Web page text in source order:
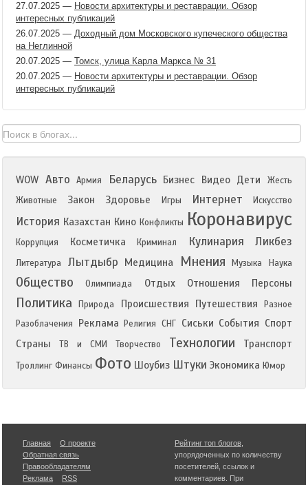
27.07.2025 — Новости архитектуры и реставрации. Обзор
интересных публикаций
26.07.2025 — Доходный дом Московского купеческого общества
на Неглинной
20.07.2025 — Томск, улица Карла Маркса № 31
20.07.2025 — Новости архитектуры и реставрации. Обзор
интересных публикаций
WOW Авто Армия Беларусь Бизнес Видео Дети
Жесть
Животные
Закон Здоровье Игры Интернет Искусство
История Казахстан Кино Конфликты Коронавирус
Коррупция Косметичка Криминал Кулинария Ликбез
Литература Лытдыбр Медицина Мнения Музыка Наука
Общество Олимпиада Отдых Отношения Персоны
Политика Природа Происшествия Путешествия
Разное
Разоблачения
Реклама Религия СНГ Сиськи События Спорт
Страны
ТВ и СМИ Творчество Технологии Транспорт
Троллинг Финансы Фото Шоубиз Штуки Экономика Юмор
Главная
О проекте
Обратная связь
Правообладателям
Реклама
RSS
Рейтинг топ блогов
упорядоченных по количеству
посетителей, ссылок и
комментариев. При